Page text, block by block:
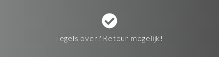
Tegels over? Retour mogelijk!